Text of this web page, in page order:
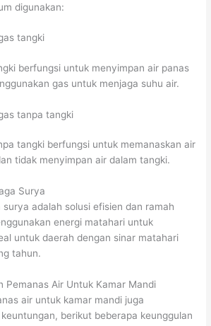
digunakan:
tangki
berfungsi untuk menyimpan air panas
gas untuk menjaga suhu air.
tanpa tangki
tangki berfungsi untuk memanaskan air
tidak menyimpan air dalam tangki.
Surya
adalah solusi efisien dan ramah
energi matahari untuk
untuk daerah dengan sinar matahari
tahun.
Pemanas Air Untuk Kamar Mandi
air untuk kamar mandi juga
berikut beberapa keunggulan